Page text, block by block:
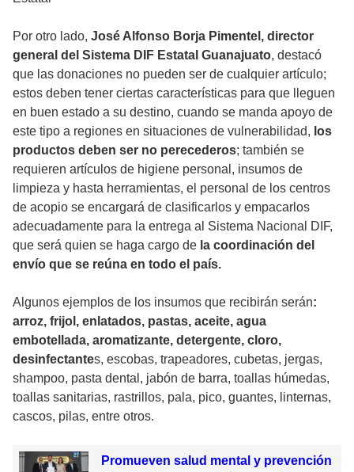
Por otro lado, José Alfonso Borja Pimentel, director
general del Sistema DIF Estatal Guanajuato, destacó
que las donaciones no pueden ser de cualquier artículo;
estos deben tener ciertas características para que lleguen
en buen estado a su destino, cuando se manda apoyo de
este tipo a regiones en situaciones de vulnerabilidad, los
productos deben ser no perecederos; también se
requieren artículos de higiene personal, insumos de
limpieza y hasta herramientas, el personal de los centros
de acopio se encargará de clasificarlos y empacarlos
adecuadamente para la entrega al Sistema Nacional DIF,
que será quien se haga cargo de la coordinación del
envío que se reúna en todo el país.
Algunos ejemplos de los insumos que recibirán serán:
arroz, frijol, enlatados, pastas, aceite, agua
embotellada, aromatizante, detergente, cloro,
desinfectantes, escobas, trapeadores, cubetas, jergas,
shampoo, pasta dental, jabón de barra, toallas húmedas,
toallas sanitarias, rastrillos, pala, pico, guantes, linternas,
cascos, pilas, entre otros.
Promueven salud mental y prevención